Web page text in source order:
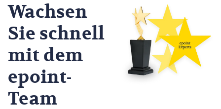
Wachsen
Sie schnell
mit dem
epoint-
Team